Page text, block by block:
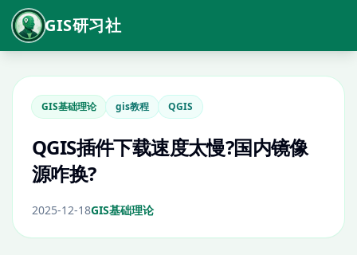
GIS研习社
GIS基础理论 gis教程 QGIS
QGIS插件下载速度太慢?国内镜像
源咋换?
2025-12-18GIS基础理论